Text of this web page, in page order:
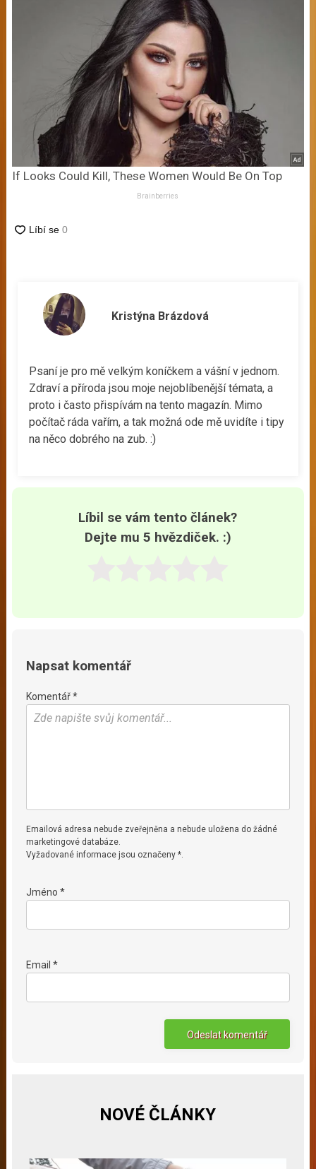
If Looks Could Kill, These Women Would Be On Top
Brainberries
Kristýna Brázdová
Psaní je pro mě velkým koníčkem a vášní v jednom.
Zdraví a příroda jsou moje nejoblíbenější témata, a
proto i často přispívám na tento magazín. Mimo
počítač ráda vařím, a tak možná ode mě uvidíte i tipy
na něco dobrého na zub. :)
Líbil se vám tento článek?
Dejte mu 5 hvězdiček. :)
Napsat komentář
Komentář *
Emailová adresa nebude zveřejněna a nebude uložena do žádné
marketingové databáze.
Vyžadované informace jsou označeny *.
Jméno *
Email *
NOVÉ ČLÁNKY